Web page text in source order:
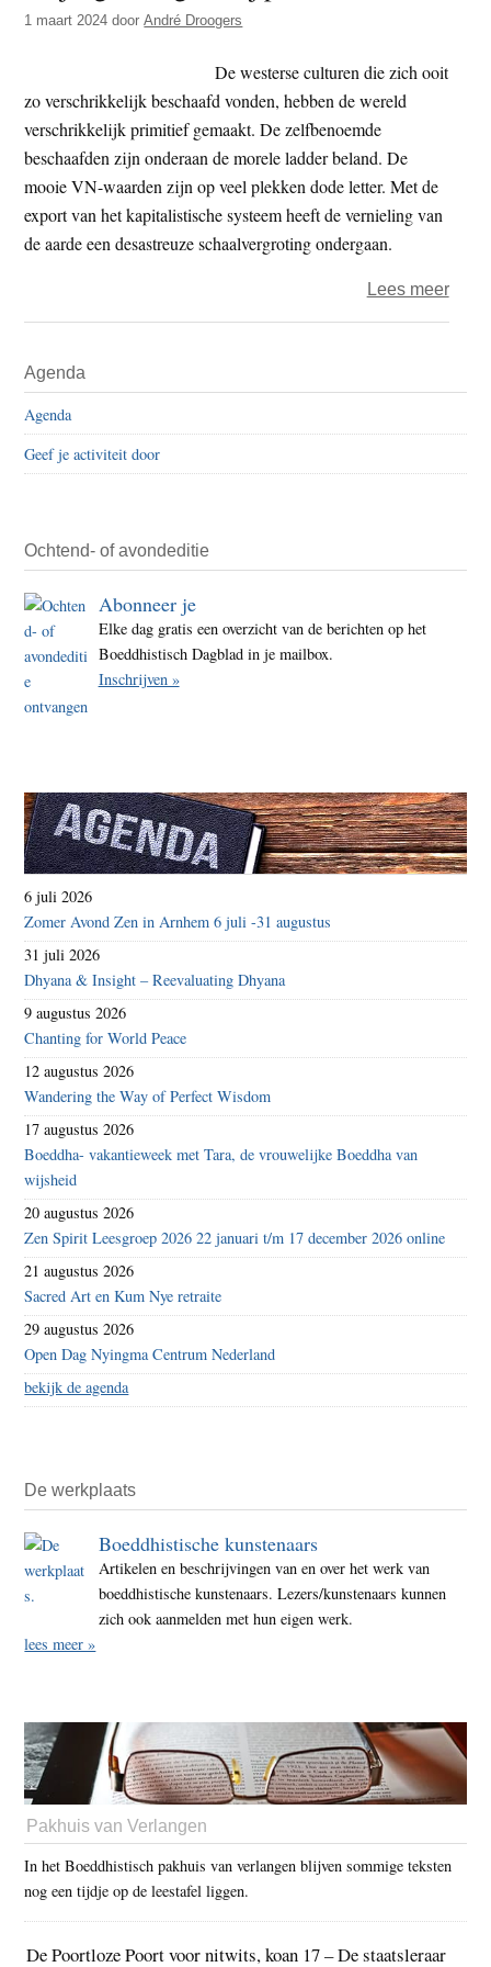
t
e
t
e
1 maart 2024 doorAndré Droogers
De westerse culturen die zich ooit
zo verschrikkelijk beschaafd vonden, hebben de wereld
verschrikkelijk primitief gemaakt. De zelfbenoemde
beschaafden zijn onderaan de morele ladder beland. De
mooie VN-waarden zijn op veel plekken dode letter. Met de
export van het kapitalistische systeem heeft de vernieling van
de aarde een desastreuze schaalvergroting ondergaan.
Lees meerover
Sidebar
Agenda
Agenda
Geef je activiteit door
Ochtend- of avondeditie
Abonneer je
Elke dag gratis een overzicht van de berichten op het
Boeddhistisch Dagblad in je mailbox.
Inschrijven »
6 juli 2026
Zomer Avond Zen in Arnhem 6 juli -31 augustus
31 juli 2026
Dhyana & Insight – Reevaluating Dhyana
9 augustus 2026
Chanting for World Peace
12 augustus 2026
Wandering the Way of Perfect Wisdom
17 augustus 2026
Boeddha- vakantieweek met Tara, de vrouwelijke Boeddha van
wijsheid
20 augustus 2026
Zen Spirit Leesgroep 2026 22 januari t/m 17 december 2026 online
21 augustus 2026
Sacred Art en Kum Nye retraite
29 augustus 2026
Open Dag Nyingma Centrum Nederland
bekijk de agenda
De werkplaats
Boeddhistische kunstenaars
Artikelen en beschrijvingen van en over het werk van
boeddhistische kunstenaars. Lezers/kunstenaars kunnen
zich ook aanmelden met hun eigen werk.
lees meer »
Pakhuis van Verlangen
In het Boeddhistisch pakhuis van verlangen blijven sommige teksten
nog een tijdje op de leestafel liggen.
De Poortloze Poort voor nitwits, koan 17 – De staatsleraar